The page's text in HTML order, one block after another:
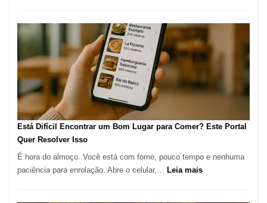
como
reservar
Paulo
Está Difícil Encontrar um Bom Lugar para Comer? Este Portal
Quer Resolver Isso
É hora do almoço. Você está com fome, pouco tempo e nenhuma
paciência para enrolação. Abre o celular,… Leia mais: